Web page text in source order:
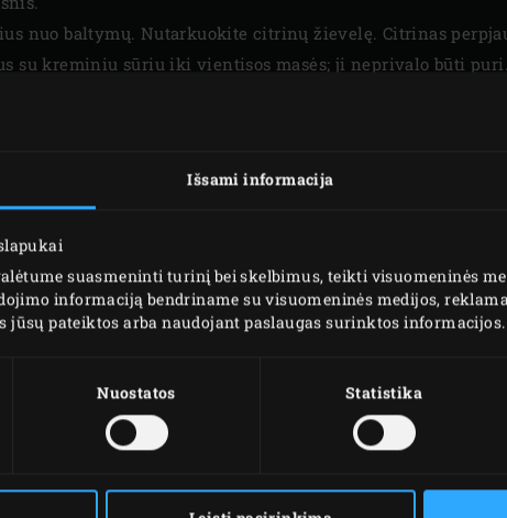
Išsami informacija
suasmeninti turinį bei skelbimus, teikti visuomeninės
informaciją bendriname su visuomeninės medijos,
jūsų pateiktos arba naudojant paslaugas surinktos informacijos.
Nuostatos Statistika
nuo baltymų. Nutarkuokite citrinų žievelę. Citrinas
su kreminiu sūriu iki vientisos masės; ji neprivalo būti
ir žiupsnelį druskos. Kitame dubenėlyje išplakite kiaušinių
kol masė taps standi.